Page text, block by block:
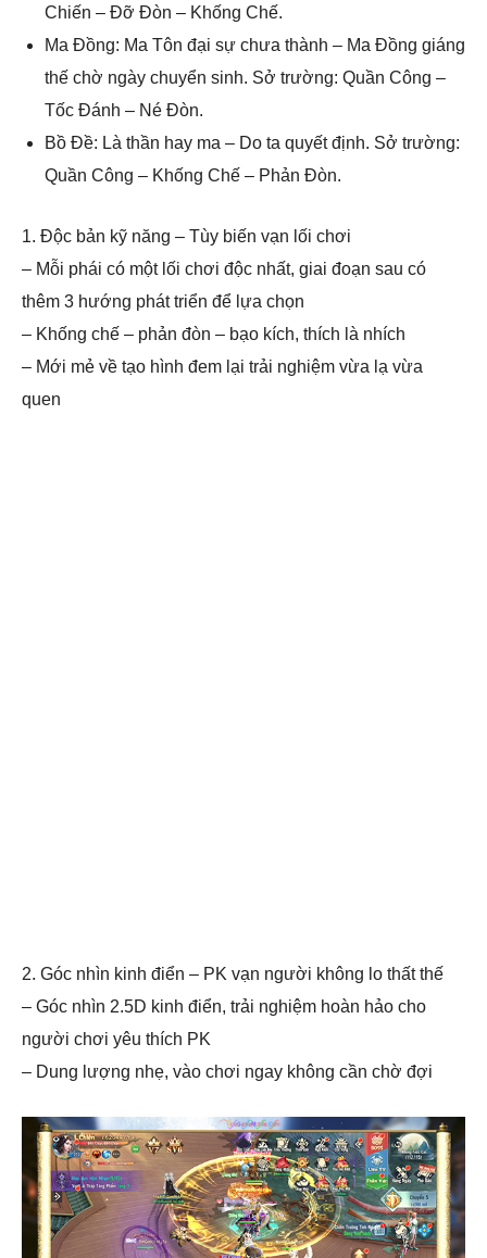
Chiến – Đỡ Đòn – Khống Chế.
Ma Đồng: Ma Tôn đại sự chưa thành – Ma Đồng giáng
thế chờ ngày chuyển sinh. Sở trường: Quần Công –
Tốc Đánh – Né Đòn.
Bồ Đề: Là thần hay ma – Do ta quyết định. Sở trường:
Quần Công – Khống Chế – Phản Đòn.
1. Độc bản kỹ năng – Tùy biến vạn lối chơi
– Mỗi phái có một lối chơi độc nhất, giai đoạn sau có
thêm 3 hướng phát triển để lựa chọn
– Khống chế – phản đòn – bạo kích, thích là nhích
– Mới mẻ về tạo hình đem lại trải nghiệm vừa lạ vừa
quen
2. Góc nhìn kinh điển – PK vạn người không lo thất thế
– Góc nhìn 2.5D kinh điển, trải nghiệm hoàn hảo cho
người chơi yêu thích PK
– Dung lượng nhẹ, vào chơi ngay không cần chờ đợi